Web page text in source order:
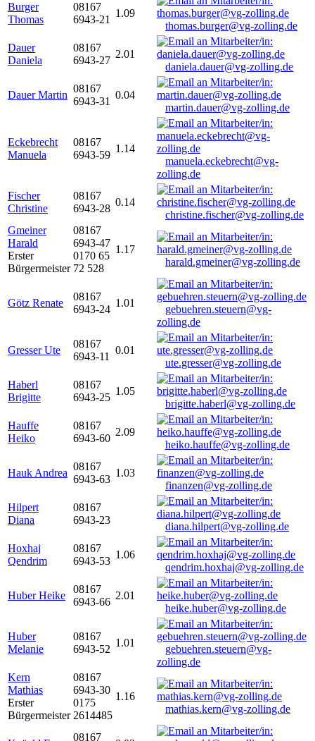
Burger
Thomas
08167
6943-21
1.09
thomas.burger@vg-zolling.de
Dauer
Daniela
08167
6943-27
2.01
daniela.dauer@vg-zolling.de
Dauer Martin
08167
6943-31
0.04
martin.dauer@vg-zolling.de
Eckebrecht
Manuela
08167
6943-59
1.14
manuela.eckebrecht@vg-
zolling.de
Fischer
Christine
08167
6943-28
0.14
christine.fischer@vg-zolling.de
Gmeiner
Harald
Erster
Bürgermeister
08167
6943-47
0170 65
72 528
1.17
harald.gmeiner@vg-zolling.de
Götz Renate
08167
6943-24
1.01
gebuehren.steuern@vg-
zolling.de
Gresser Ute
08167
6943-11
0.01
ute.gresser@vg-zolling.de
Haberl
Brigitte
08167
6943-25
1.05
brigitte.haberl@vg-zolling.de
Hauffe
Heiko
08167
6943-60
2.09
heiko.hauffe@vg-zolling.de
Hauk Andrea
08167
6943-63
1.03
finanzen@vg-zolling.de
Hilpert
Diana
08167
6943-23
diana.hilpert@vg-zolling.de
Hoxhaj
Qendrim
08167
6943-53
1.06
qendrim.hoxhaj@vg-zolling.de
Huber Heike
08167
6943-66
2.01
heike.huber@vg-zolling.de
Huber
Melanie
08167
6943-52
1.01
gebuehren.steuern@vg-
zolling.de
Kern
Mathias
Erster
Bürgermeister
08167
6943-30
0175
2614485
1.16
mathias.kern@vg-zolling.de
08167